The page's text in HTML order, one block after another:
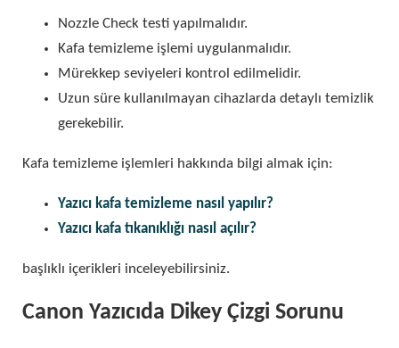
Nozzle Check testi yapılmalıdır.
Kafa temizleme işlemi uygulanmalıdır.
Mürekkep seviyeleri kontrol edilmelidir.
Uzun süre kullanılmayan cihazlarda detaylı temizlik
gerekebilir.
Kafa temizleme işlemleri hakkında bilgi almak için:
Yazıcı kafa temizleme nasıl yapılır?
Yazıcı kafa tıkanıklığı nasıl açılır?
başlıklı içerikleri inceleyebilirsiniz.
Canon Yazıcıda Dikey Çizgi Sorunu